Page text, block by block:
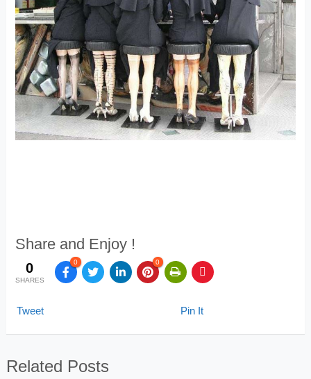
Share and Enjoy !
0
SHARES
0 0
Tweet Pin It
Related Posts